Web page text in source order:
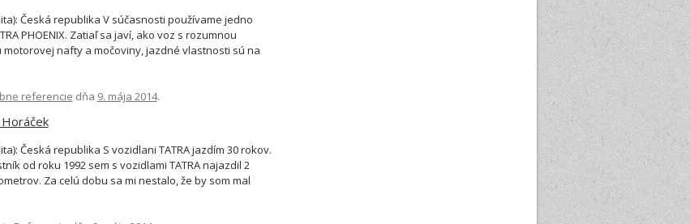
Česká republika V súčasnosti používame jedno
PHOENIX. Zatiaľ sa javí, ako voz s rozumnou
motorovej nafty a močoviny, jazdné vlastnosti sú na
sme objednali a teraz preberáme druhé
referencie dňa 9. mája 2014.
Česká republika S vozidlani TATRA jazdím 30 rokov.
od roku 1992 sem s vozidlami TATRA najazdil 2
Za celú dobu sa mi nestalo, že by som mal